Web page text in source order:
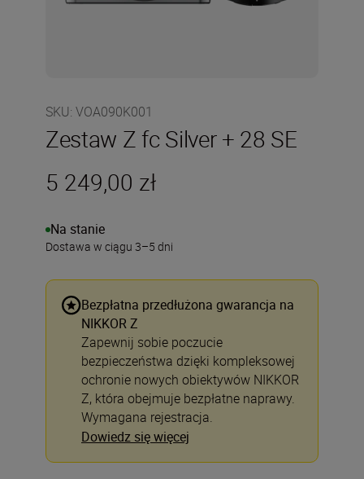
SKU: VOA090K001
Zestaw Z fc Silver + 28 SE
5 249,00 zł
Na stanie
Dostawa w ciągu 3–5 dni
Bezpłatna przedłużona gwarancja na
NIKKOR Z
Zapewnij sobie poczucie
bezpieczeństwa dzięki kompleksowej
ochronie nowych obiektywów NIKKOR
Z, która obejmuje bezpłatne naprawy.
Wymagana rejestracja.
Dowiedz się więcej